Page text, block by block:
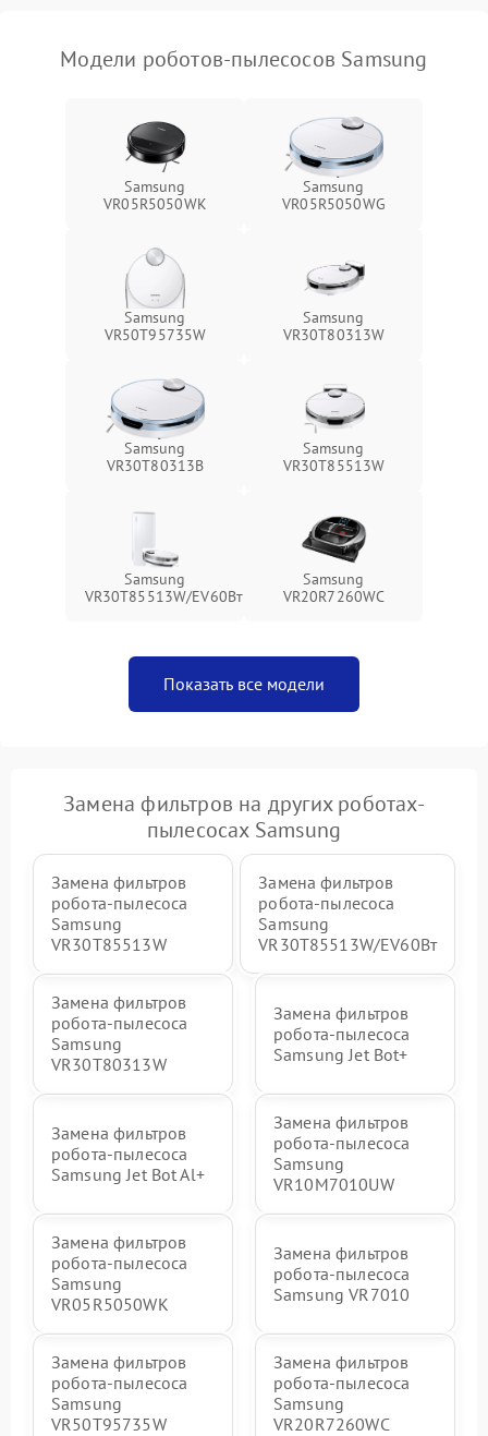
Модели роботов-пылесосов Samsung
Samsung
VR05R5050WK
Samsung
VR05R5050WG
Samsung
VR50T95735W
Samsung
VR30T80313W
Samsung
VR30T80313B
Samsung
VR30T85513W
Samsung
VR30T85513W/EV60Вт
Samsung
VR20R7260WC
Показать все модели
Замена фильтров на других роботах-
пылесосах Samsung
Замена фильтров
робота-пылесоса
Samsung
VR30T85513W
Замена фильтров
робота-пылесоса
Samsung
VR30T85513W/EV60Вт
Замена фильтров
робота-пылесоса
Samsung
VR30T80313W
Замена фильтров
робота-пылесоса
Samsung Jet Bot+
Замена фильтров
робота-пылесоса
Samsung Jet Bot Al+
Замена фильтров
робота-пылесоса
Samsung
VR10M7010UW
Замена фильтров
робота-пылесоса
Samsung
VR05R5050WK
Замена фильтров
робота-пылесоса
Samsung VR7010
Замена фильтров
робота-пылесоса
Samsung
VR50T95735W
Замена фильтров
робота-пылесоса
Samsung
VR20R7260WC